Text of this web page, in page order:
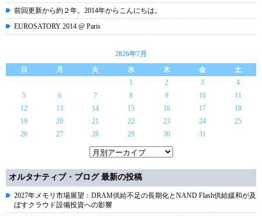
前回更新から約２年。2014年からこんにちは。
EUROSATORY 2014 @ Paris
2026年7月
日
月 火 水 木 金
土
1
2 3
4
5
6 7 8 9 10
11
12
13 14 15 16 17
18
19
20 21 22 23 24
25
26
27 28 29 30 31
オルタナティブ・ブログ 最新の投稿
2027年メモリ市場展望：DRAM供給不足の長期化とNAND Flash供給緩和が及
ぼすクラウド設備投資への影響